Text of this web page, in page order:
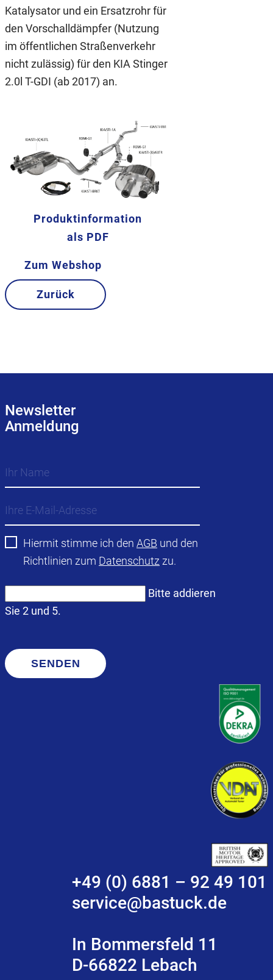
Katalysator und ein Ersatzrohr für
den Vorschalldämpfer (Nutzung
im öffentlichen Straßenverkehr
nicht zulässig) für den KIA Stinger
2.0l T-GDI (ab 2017) an.
Produktinformation
als PDF
Zum Webshop
Zurück
Newsletter
Anmeldung
Hiermit stimme ich den AGB und den
Richtlinien zum Datenschutz zu.
Bitte addieren
Sie 2 und 5.
SENDEN
+49 (0) 6881 – 92 49 101
service@bastuck.de
In Bommersfeld 11
D-66822 Lebach